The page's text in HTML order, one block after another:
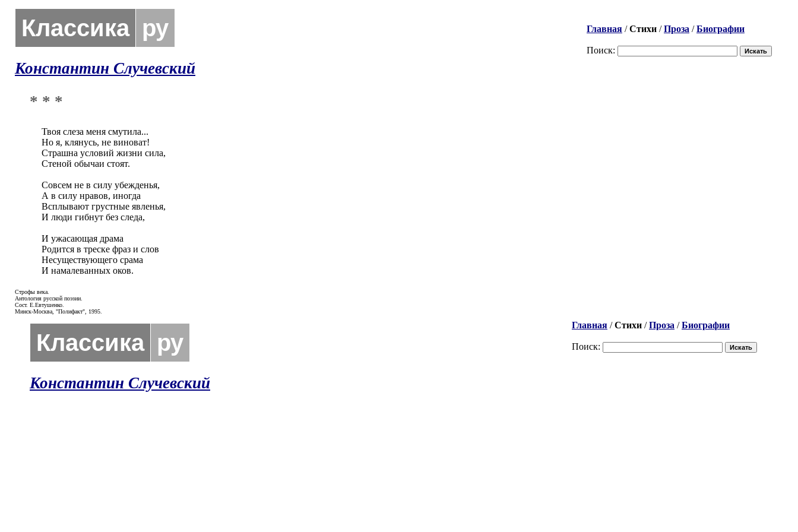
Главная /Стихи /Проза /Биографии
Поиск:
Классика ру
Константин Случевский
* * *
Твоя слеза меня смутила...
Но я, клянусь, не виноват!
Страшна условий жизни сила,
Стеной обычаи стоят.
Совсем не в силу убежденья,
А в силу нравов, иногда
Всплывают грустные явленья,
И люди гибнут без следа,
И ужасающая драма
Родится в треске фраз и слов
Несуществующего срама
И намалеванных оков.
Строфы века.
Антология русской поэзии.
Сост. Е.Евтушенко.
Минск-Москва, "Полифакт", 1995.
Главная /Стихи /Проза /Биографии
Поиск:
Классика ру
Константин Случевский